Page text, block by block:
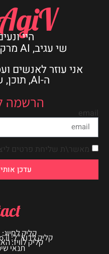
היי
שי עגיב, AI מרקטינג רוקסטאר
אני עוזר לאנשים
ה-AI, תוכן, שיווק ופרסום.
הרשמה
email
מאשר\ת שליחת פרטים
עדכן
קליק לחיוג: 052-8294929
קליק לדוא"ל: Shai@NetoNet.co.il
קליק לוויז: האורגים
תנאי